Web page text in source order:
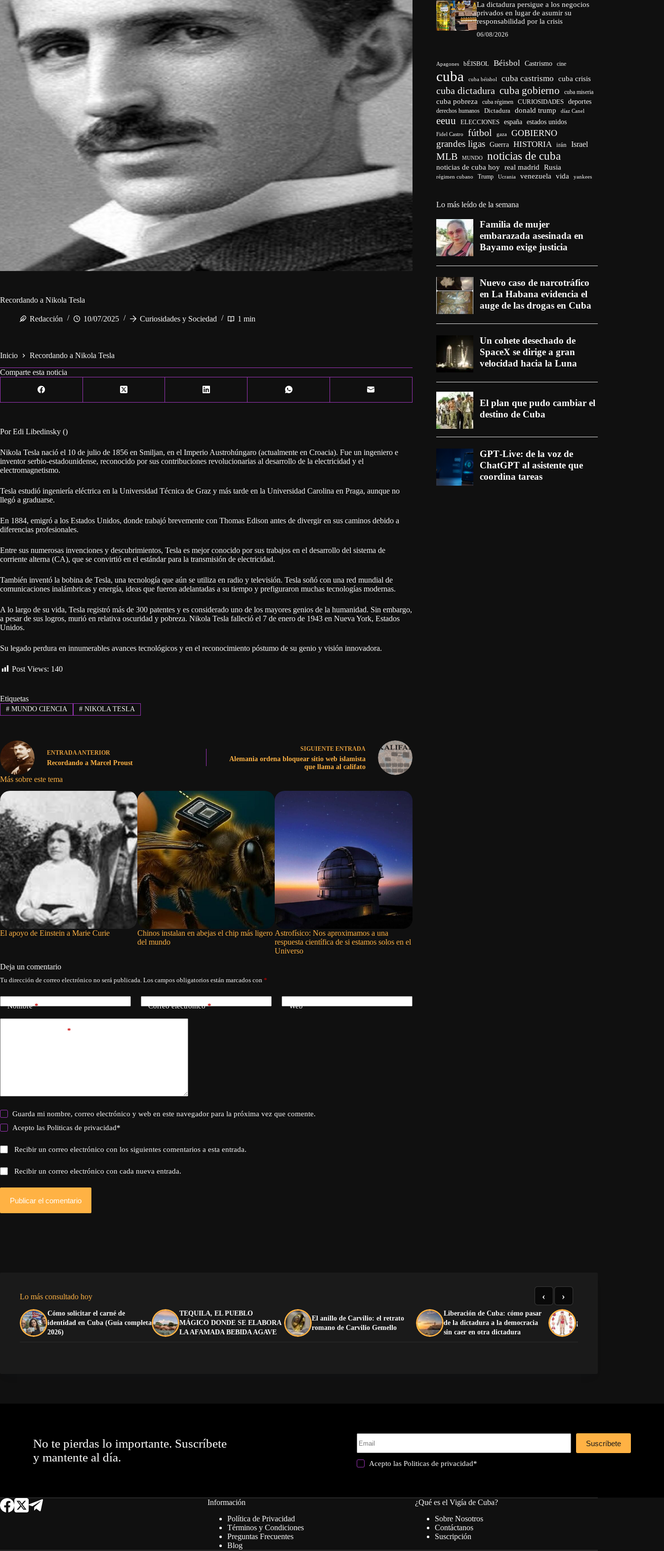
Recordando a Nikola Tesla
Redacción 10/07/2025 Curiosidades y Sociedad 1 min
Inicio
Recordando a Nikola Tesla
Comparte esta noticia
Por Edi Libedinsky ()
Nikola Tesla nació el 10 de julio de 1856 en Smiljan, en el Imperio Austrohúngaro (actualmente en Croacia). Fue un ingeniero e
inventor serbio-estadounidense, reconocido por sus contribuciones revolucionarias al desarrollo de la electricidad y el
electromagnetismo.
Tesla estudió ingeniería eléctrica en la Universidad Técnica de Graz y más tarde en la Universidad Carolina en Praga, aunque no
llegó a graduarse.
En 1884, emigró a los Estados Unidos, donde trabajó brevemente con Thomas Edison antes de divergir en sus caminos debido a
diferencias profesionales.
Entre sus numerosas invenciones y descubrimientos, Tesla es mejor conocido por sus trabajos en el desarrollo del sistema de
corriente alterna (CA), que se convirtió en el estándar para la transmisión de electricidad.
También inventó la bobina de Tesla, una tecnología que aún se utiliza en radio y televisión. Tesla soñó con una red mundial de
comunicaciones inalámbricas y energía, ideas que fueron adelantadas a su tiempo y prefiguraron muchas tecnologías modernas.
A lo largo de su vida, Tesla registró más de 300 patentes y es considerado uno de los mayores genios de la humanidad. Sin embargo,
a pesar de sus logros, murió en relativa oscuridad y pobreza. Nikola Tesla falleció el 7 de enero de 1943 en Nueva York, Estados
Unidos.
Su legado perdura en innumerables avances tecnológicos y en el reconocimiento póstumo de su genio y visión innovadora.
Post Views: 140
Etiquetas
#MUNDO CIENCIA #NIKOLA TESLA
ENTRADAANTERIOR
Recordando a Marcel Proust
SIGUIENTE ENTRADA
Alemania ordena bloquear sitio web islamista
que llama al califato
Más sobre este tema
El apoyo de Einstein a Marie Curie
Chinos instalan en abejas el chip más ligero
del mundo
Astrofísico: Nos aproximamos a una
respuesta científica de si estamos solos en el
Universo
Deja un comentario
Tu dirección de correo electrónico no será publicada. Los campos obligatorios están marcados con *
Nombre* Correo electrónico* Web
*
Guarda mi nombre, correo electrónico y web en este navegador para la próxima vez que comente.
Acepto lasPoliticas de privacidad*
Recibir un correo electrónico con los siguientes comentarios a esta entrada.
Recibir un correo electrónico con cada nueva entrada.
Publicar el comentario
La dictadura persigue a los negocios
privados en lugar de asumir su
responsabilidad por la crisis
06/08/2026
Apagones bÉISBOL Béisbol Castrismo cine
cuba cuba béisbol cuba castrismo cuba crisis
cuba dictadura cuba gobierno cuba miseria
cuba pobreza cuba régimen CURIOSIDADES deportes
derechos humanos Dictadura donald trump díaz Canel
eeuu ELECCIONES españa estados unidos
Fidel Castro fútbol gaza GOBIERNO
grandes ligas Guerra HISTORIA irán Israel
MLB MUNDO noticias de cuba
noticias de cuba hoy real madrid Rusia
régimen cubano Trump Ucrania venezuela vida yankees
Lo más leído de la semana
Lo más consultado hoy
Cómo solicitar el carné de
identidad en Cuba (Guía completa
2026)
TEQUILA, EL PUEBLO
MÁGICO DONDE SE ELABORA
LA AFAMADA BEBIDA AGAVE
El anillo de Carvilio: el retrato
romano de Carvilio Gemello
Liberación de Cuba: cómo pasar
de la dictadura a la democracia
sin caer en otra dictadura
¡Preciosa la anatomía
‹ ›
No te pierdas lo importante. Suscríbete
y mantente al día.
Suscríbete
Acepto lasPoliticas de privacidad*
Información
Política de Privacidad
Términos y Condiciones
Preguntas Frecuentes
Blog
¿Qué es el Vigía de Cuba?
Sobre Nosotros
Contáctanos
Suscripción